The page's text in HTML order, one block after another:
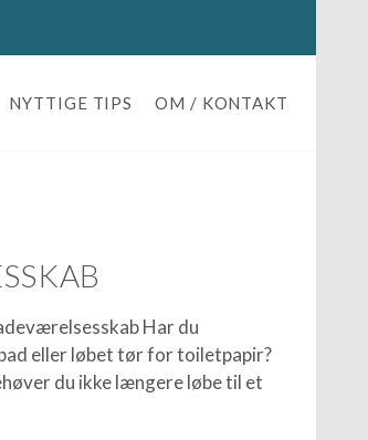
NYTTIGE TIPS OM / KONTAKT
Har du
eller løbet tør for toiletpapir?
du ikke længere løbe til et